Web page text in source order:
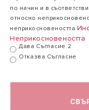
ALYS R32 QUAD 110
по начин и в
относно
неприкосновеността
Неприкосновеността
Дава Съгласие 2
Отказва Съгласие